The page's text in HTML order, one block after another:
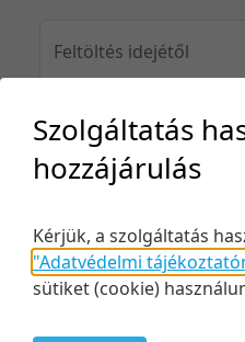
Feltöltés idejétől
Feltöltés idejéig
Szolgáltatás
hozzájárulás
Kérjük, a szolgáltatás
"Adatvédelmi
sütiket (cookie)